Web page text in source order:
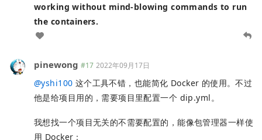
working without mind-blowing commands to run
the containers.
pinewong #17 2022年09月17日
@yshi100 这个工具不错，也能简化 Docker 的使用。不过
他是给项目用的，需要项目里配置一个 dip.yml。
我想找一个项目无关的不需要配置的，能像包管理器一样使
用 Docker：